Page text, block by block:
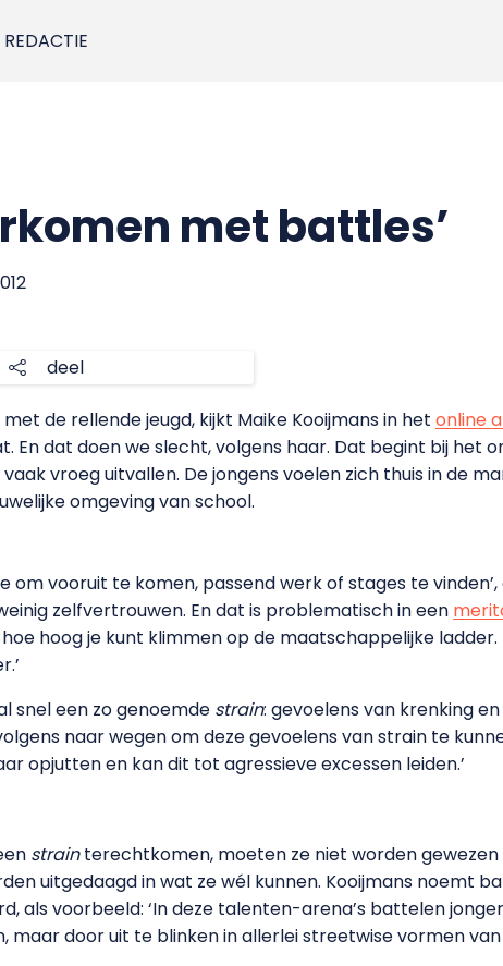
REDACTIE
met battles’
deel
de rellende jeugd, kijkt Maike Kooijmans in het online
En dat doen we slecht, volgens haar. Dat begint bij het
vaak vroeg uitvallen. De jongens voelen zich thuis in de
omgeving van school.
om vooruit te komen, passend werk of stages te vinden’,
zelfvertrouwen. En dat is problematisch in een
hoog je kunt klimmen op de maatschappelijke ladder.
snel een zo genoemde strain: gevoelens van krenking
naar wegen om deze gevoelens van strain te
opjutten en kan dit tot agressieve excessen leiden.’
strainterechtkomen, moeten ze niet worden gewezen
uitgedaagd in wat ze wél kunnen. Kooijmans noemt
als voorbeeld: ‘In deze talenten-arena’s battelen
door uit te blinken in allerlei streetwise vormen van